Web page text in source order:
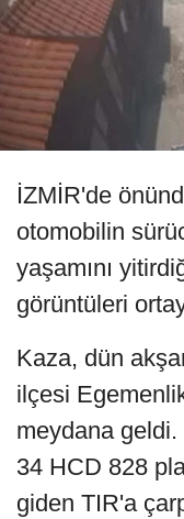
İZMİR'de
otomobilin
yaşamını
görüntüleri
Kaza, dün
ilçesi
meydana
34 HCD 828
giden TIR'a